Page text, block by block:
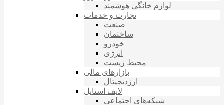
لوازم خانگی هوشمند
تجارت و خدمات
صنعت
ساختمان
خودرو
انرژی
محیط زیست
بازارهای مالی
ارزدیجیتال
لایف استایل
شبکه‌های اجتماعی